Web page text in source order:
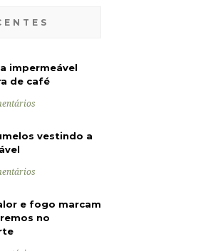
impermeável
de café
vestindo a
e fogo marcam
no